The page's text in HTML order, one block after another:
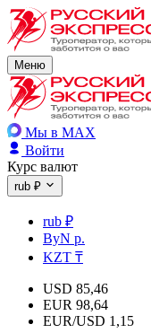
Меню
Мы в MAX
Войти
Курс валют
rub ₽
rub ₽
ByN р.
KZT ₸
USD 85,46
EUR 98,64
EUR/USD 1,15